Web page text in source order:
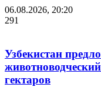
06.08.2026, 20:20
291
Узбекистан
гектаров